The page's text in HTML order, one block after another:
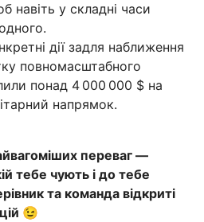
навіть у складні часи
дії задля наближення
повномасштабного
понад 4 000 000 $ на
напрямок.
переваг —
тебе чують і до тебе
та команда відкриті
😉